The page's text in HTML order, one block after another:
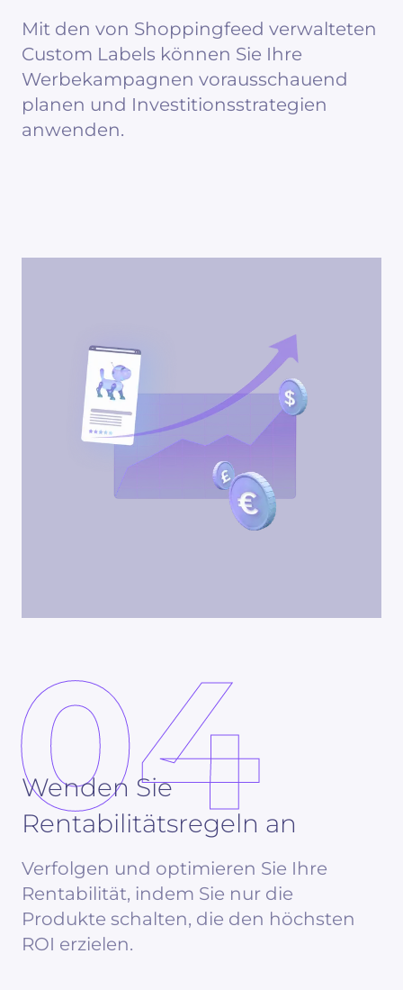
Mit den von Shoppingfeed verwalteten
Custom Labels können Sie Ihre
Werbekampagnen vorausschauend
planen und Investitionsstrategien
anwenden.
04
Wenden Sie
Rentabilitätsregeln an
Verfolgen und optimieren Sie Ihre
Rentabilität, indem Sie nur die
Produkte schalten, die den höchsten
ROI erzielen.